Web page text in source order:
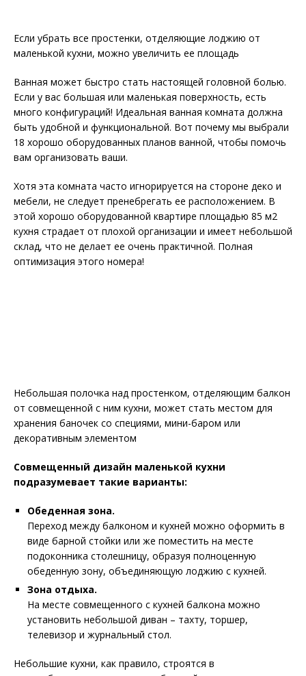
Если убрать все простенки, отделяющие лоджию от
маленькой кухни, можно увеличить ее площадь
Ванная может быстро стать настоящей головной болью.
Если у вас большая или маленькая поверхность, есть
много конфигураций! Идеальная ванная комната должна
быть удобной и функциональной. Вот почему мы выбрали
18 хорошо оборудованных планов ванной, чтобы помочь
вам организовать ваши.
Хотя эта комната часто игнорируется на стороне деко и
мебели, не следует пренебрегать ее расположением. В
этой хорошо оборудованной квартире площадью 85 м2
кухня страдает от плохой организации и имеет небольшой
склад, что не делает ее очень практичной. Полная
оптимизация этого номера!
Небольшая полочка над простенком, отделяющим балкон
от совмещенной с ним кухни, может стать местом для
хранения баночек со специями, мини-баром или
декоративным элементом
Совмещенный дизайн маленькой кухни
подразумевает такие варианты:
Обеденная зона.
Переход между балконом и кухней можно оформить в
виде барной стойки или же поместить на месте
подоконника столешницу, образуя полноценную
обеденную зону, объединяющую лоджию с кухней.
Зона отдыха.
На месте совмещенного с кухней балкона можно
установить небольшой диван – тахту, торшер,
телевизор и журнальный стол.
Небольшие кухни, как правило, строятся в